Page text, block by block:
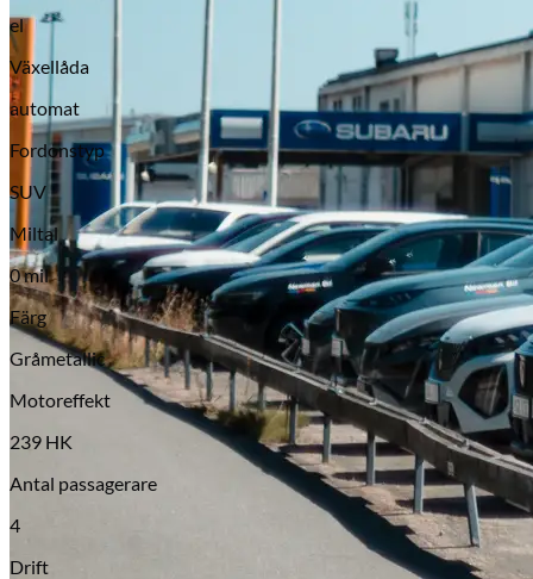
Opel
Serviceverkstad
el
Växellåda
automat
Fordonstyp
SUV
Miltal
0 mil
Färg
Gråmetallic
Motoreffekt
239 HK
Antal passagerare
4
Drift